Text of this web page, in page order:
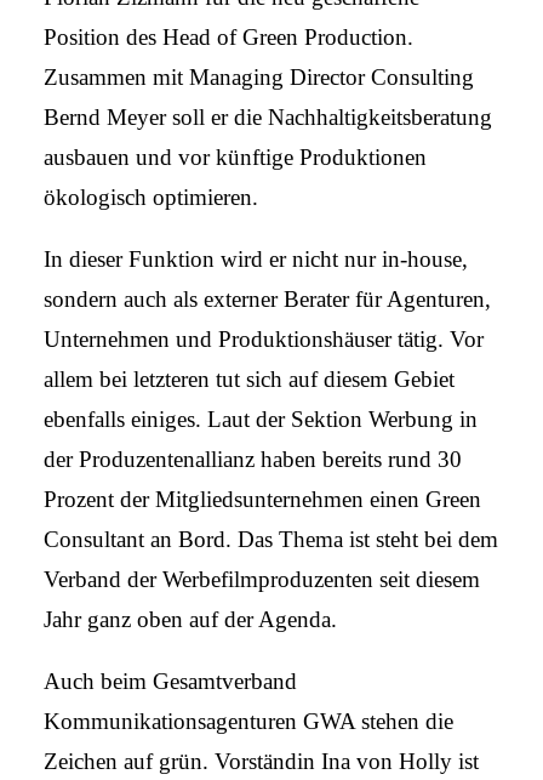
Position des Head of Green Production.
Zusammen mit Managing Director Consulting
Bernd Meyer soll er die Nachhaltigkeitsberatung
ausbauen und vor künftige Produktionen
ökologisch optimieren.
In dieser Funktion wird er nicht nur in-house,
sondern auch als externer Berater für Agenturen,
Unternehmen und Produktionshäuser tätig. Vor
allem bei letzteren tut sich auf diesem Gebiet
ebenfalls einiges. Laut der Sektion Werbung in
der Produzentenallianz haben bereits rund 30
Prozent der Mitgliedsunternehmen einen Green
Consultant an Bord. Das Thema ist steht bei dem
Verband der Werbefilmproduzenten seit diesem
Jahr ganz oben auf der Agenda.
Auch beim Gesamtverband
Kommunikationsagenturen GWA stehen die
Zeichen auf grün. Vorständin Ina von Holly ist